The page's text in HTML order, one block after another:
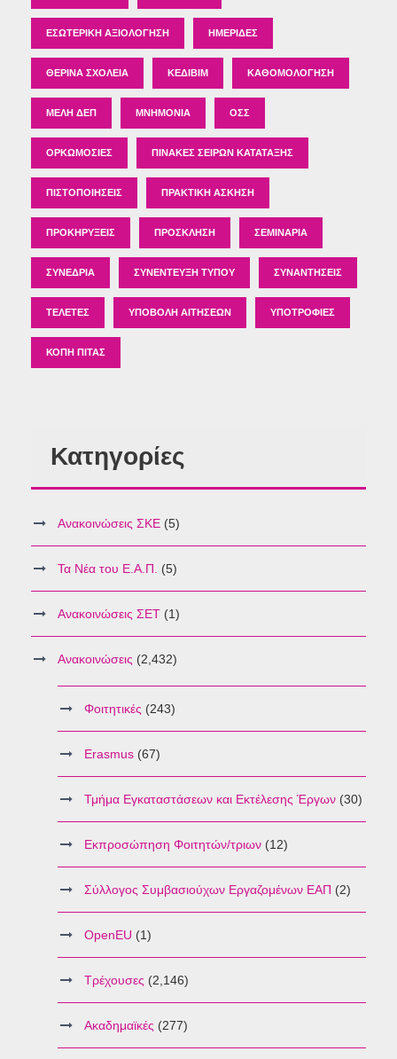
ΕΣΩΤΕΡΙΚΉ ΑΞΙΟΛΌΓΗΣΗ ΗΜΕΡΊΔΕΣ
ΘΕΡΙΝΆ ΣΧΟΛΕΊΑ ΚΕΔΙΒΙΜ ΚΑΘΟΜΟΛΌΓΗΣΗ
ΜΈΛΗ ΔΕΠ ΜΝΗΜΌΝΙΑ ΟΣΣ
ΟΡΚΩΜΟΣΊΕΣ ΠΊΝΑΚΕΣ ΣΕΙΡΏΝ ΚΑΤΆΤΑΞΗΣ
ΠΙΣΤΟΠΟΙΉΣΕΙΣ ΠΡΑΚΤΙΚΉ ΆΣΚΗΣΗ
ΠΡΟΚΗΡΎΞΕΙΣ ΠΡΌΣΚΛΗΣΗ ΣΕΜΙΝΆΡΙΑ
ΣΥΝΈΔΡΙΑ ΣΥΝΈΝΤΕΥΞΗ ΤΎΠΟΥ ΣΥΝΑΝΤΉΣΕΙΣ
ΤΕΛΕΤΈΣ ΥΠΟΒΟΛΉ ΑΙΤΉΣΕΩΝ ΥΠΟΤΡΟΦΊΕΣ
ΚΟΠΉ ΠΊΤΑΣ
Κατηγορίες
Ανακοινώσεις ΣΚΕ (5)
Τα Νέα του Ε.Α.Π. (5)
Ανακοινώσεις ΣΕΤ (1)
Ανακοινώσεις (2,432)
Φοιτητικές (243)
Erasmus (67)
Τμήμα Εγκαταστάσεων και Εκτέλεσης Έργων (30)
Εκπροσώπηση Φοιτητών/τριων (12)
Σύλλογος Συμβασιούχων Εργαζομένων ΕΑΠ (2)
OpenEU (1)
Τρέχουσες (2,146)
Ακαδημαϊκές (277)